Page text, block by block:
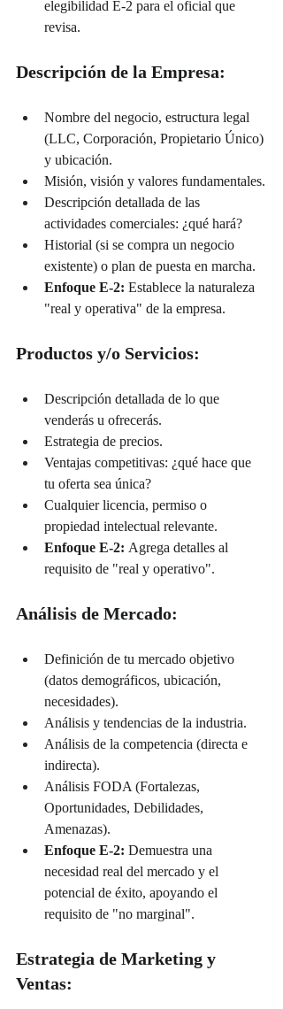
elegibilidad E-2 para el oficial que
revisa.
Descripción de la Empresa:
Nombre del negocio, estructura legal
(LLC, Corporación, Propietario Único)
y ubicación.
Misión, visión y valores fundamentales.
Descripción detallada de las
actividades comerciales: ¿qué hará?
Historial (si se compra un negocio
existente) o plan de puesta en marcha.
Enfoque E-2: Establece la naturaleza
"real y operativa" de la empresa.
Productos y/o Servicios:
Descripción detallada de lo que
venderás u ofrecerás.
Estrategia de precios.
Ventajas competitivas: ¿qué hace que
tu oferta sea única?
Cualquier licencia, permiso o
propiedad intelectual relevante.
Enfoque E-2: Agrega detalles al
requisito de "real y operativo".
Análisis de Mercado:
Definición de tu mercado objetivo
(datos demográficos, ubicación,
necesidades).
Análisis y tendencias de la industria.
Análisis de la competencia (directa e
indirecta).
Análisis FODA (Fortalezas,
Oportunidades, Debilidades,
Amenazas).
Enfoque E-2: Demuestra una
necesidad real del mercado y el
potencial de éxito, apoyando el
requisito de "no marginal".
Estrategia de Marketing y
Ventas: